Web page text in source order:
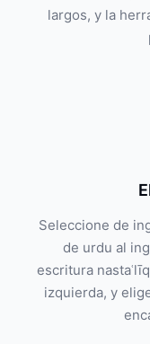
largos, y la
Seleccione de
de urdu al
escritura
izquierda, y